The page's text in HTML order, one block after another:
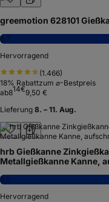
greemotion 628101
8,7
Hervorragend
(1.466)
18% Rabattzum ⌀-Bestpreis
ab814€9,50 €
Lieferung 8. – 11. Aug.
hrb Gießkanne
Metallgießkanne Kanne,
8,0
Hervorragend